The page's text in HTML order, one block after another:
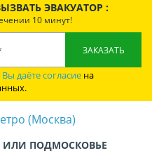
ЭВАКУАТОР :
10 минут!
Вы даёте согласие на
(Москва)
ИЛИ ПОДМОСКОВЬЕ